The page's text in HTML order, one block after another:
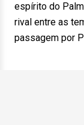
espírito do
rival entre as
passagem por